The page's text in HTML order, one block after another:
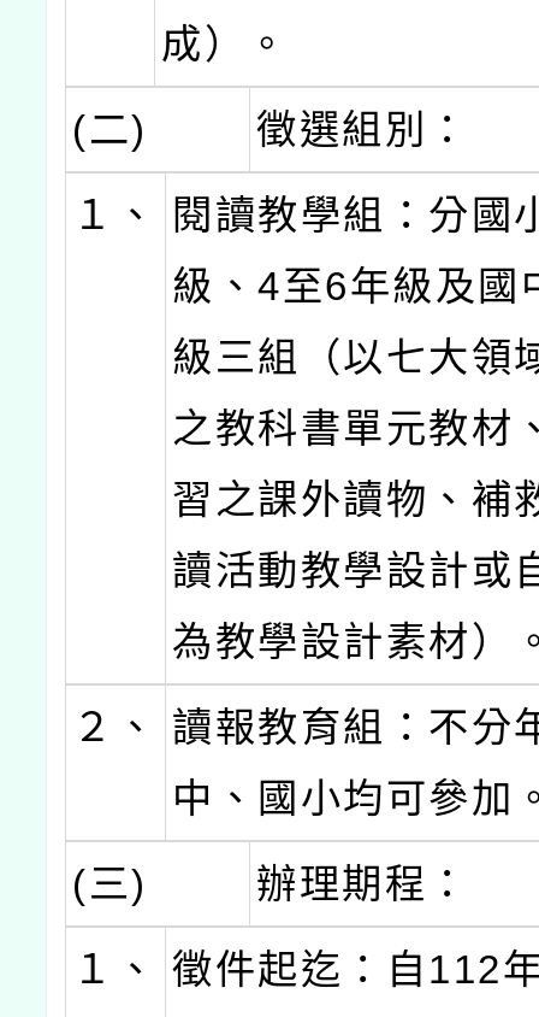
成）。
(二)
徵選組別：
１、
閱讀教學組：分國
級、4至6年級及國
級三組（以七大領
之教科書單元教材
習之課外讀物、補
讀活動教學設計或
為教學設計素材）
２、
讀報教育組：不分
中、國小均可參加
(三)
辦理期程：
１、
徵件起迄：自112